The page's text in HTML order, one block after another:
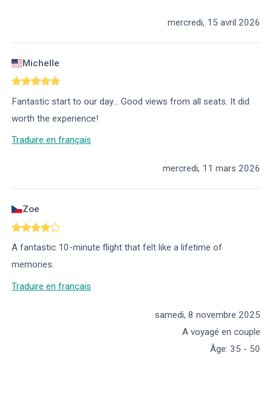
mercredi, 15 avril 2026
Michelle
Fantastic start to our day… Good views from all seats. It did
worth the experience!
Traduire en français
mercredi, 11 mars 2026
Zoe
A fantastic 10-minute flight that felt like a lifetime of
memories.
Traduire en français
samedi, 8 novembre 2025
A voyagé en couple
Âge: 35 - 50